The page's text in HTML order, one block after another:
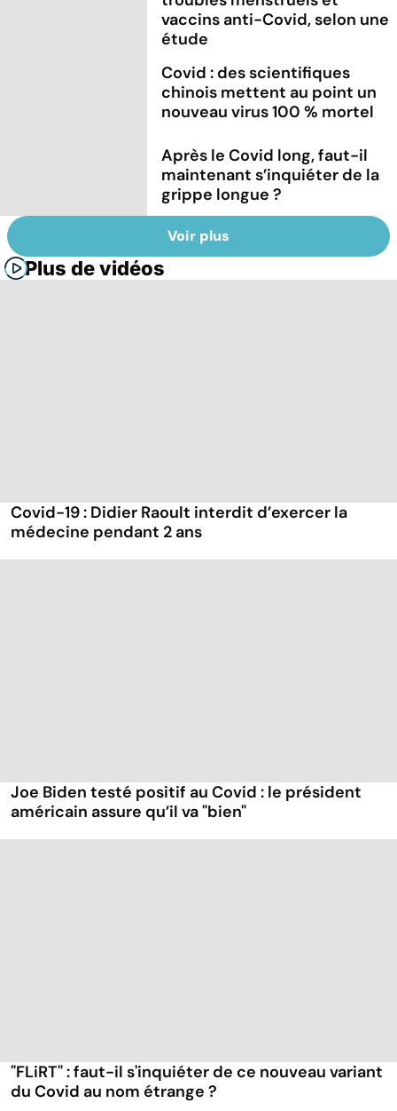
vaccins anti-Covid, selon une
étude
Covid : des scientifiques
chinois mettent au point un
nouveau virus 100 % mortel
Après le Covid long, faut-il
maintenant s’inquiéter de la
grippe longue ?
Voir plus
Plus de vidéos
Covid-19 : Didier Raoult interdit d’exercer la
médecine pendant 2 ans
Joe Biden testé positif au Covid : le président
américain assure qu’il va "bien"
"FLiRT" : faut-il s'inquiéter de ce nouveau variant
du Covid au nom étrange ?